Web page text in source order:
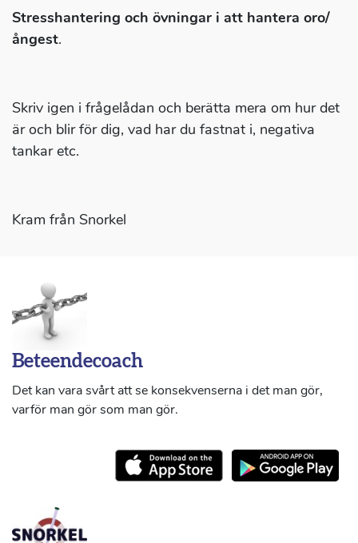
Stresshantering och övningar i att hantera oro/
ångest.
Skriv igen i frågelådan och berätta mera om hur det
är och blir för dig, vad har du fastnat i, negativa
tankar etc.
Kram från Snorkel
Beteendecoach
Det kan vara svårt att se konsekvenserna i det man gör,
varför man gör som man gör.